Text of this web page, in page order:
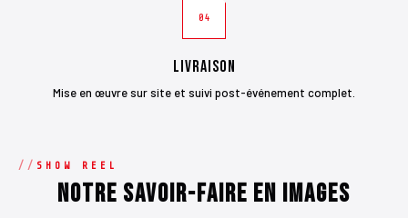
04
Livraison
Mise en œuvre sur site et suivi post-événement complet.
SHOW REEL
Notre savoir-faire en images